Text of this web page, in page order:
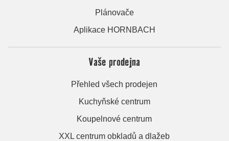
Plánovače
Aplikace HORNBACH
Vaše prodejna
Přehled všech prodejen
Kuchyňské centrum
Koupelnové centrum
XXL centrum obkladů a dlažeb